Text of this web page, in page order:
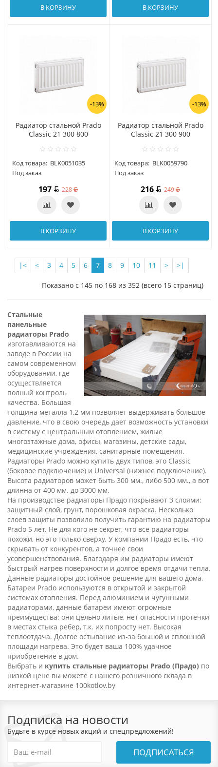
В КОРЗИНУ В КОРЗИНУ
-13%
Радиатор стальной Prado
Classic 21 300 800
Код товара: BLK0051035
Под заказ
197 228
В КОРЗИНУ
-13%
Радиатор стальной Prado
Classic 21 300 900
Код товара: BLK0059790
Под заказ
216 249
В КОРЗИНУ
|< < 3 4 5 6 7 8 9 10 11 > >|
Показано с 145 по 168 из 352 (всего 15 страниц)
Стальные
панельные
радиаторы Prado
изготавливаются на
заводе в России на
самом современном
оборудовании, где
осуществляется
полный контроль
качества. Большая
толщина металла 1,2 мм позволяет выдерживать большое
давление, что в свою очередь дает возможность установки
в систему с центральным отоплением, жилые
многоэтажные дома, офисы, магазины, детские сады,
медицинские учреждения, санитарные помещения.
Радиаторы Prado можно купить двух типов, это Classic
(боковое подключение) и Universal (нижнее подключение).
Высота радиаторов может быть 300 мм., либо 500 мм., а вот
длинна от 400 мм. до 3000 мм.
На производстве радиаторы Прадо покрывают 3 слоями:
защитный слой, грунт, порошковая окраска. Несколько
слоев защиты позволило получить гарантию на радиаторы
Prado 5 лет. Не для кого не секрет, что все радиаторы
похожи, но это только сверху. У компании Прадо есть, что
скрывать от конкурентов, а точнее свои
усовершенствования. Благодаря им радиаторы имеют
быстрый нагрев поверхности и долгое время отдачи тепла.
Данные радиаторы достойное решение для вашего дома.
Батареи Prado используются в открытой и закрытой
системах отопления. Перед алюминием и чугунными
радиаторами, данные батареи имеют огромные
преимущества: они цельно литые, нет опасности протечки
в местах стыка ребер, т.к. их попросту нет. Высокая
теплоотдача. Долгое остывание из-за боьшой и сплошной
площади нагрева. Это будет ваша 100% удачное
приобретение в дом.
Выбрать и купить стальные радиаторы Prado (Прадо) по
низкой цене вы можете с нашего розничного склада в
интернет-магазине 100kotlov.by
Подписка на новости
Будьте в курсе новых акций и спецпредложений!
ПОДПИСАТЬСЯ